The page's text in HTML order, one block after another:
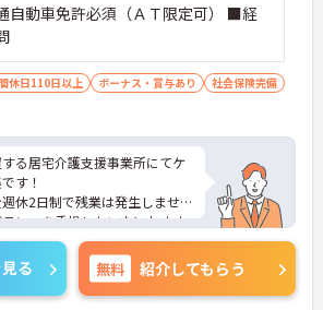
自動車免許必須（ＡＴ限定可） ■経
休日110日以上 ボーナス・賞与あり
社会保険完備
る居宅介護支援事業所にてケ
す！
休2日制で残業は発生しませ
ンスを重視したい方におすす
面接対策ポイントなど、さら
のでお気軽にご相談くださ
る 無料 紹介してもらう